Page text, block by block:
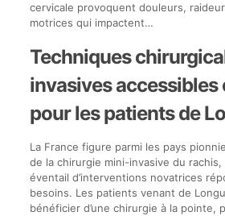
cervicale provoquent douleurs,
motrices qui impactent…
Techniques
invasives accessibles
pour les patients de
La France figure parmi les pays
de la chirurgie mini-invasive du
éventail d’interventions novatrices
besoins. Les patients venant de
bénéficier d’une chirurgie à la pointe,